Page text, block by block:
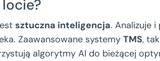
sztuczna inteligencja. Analizuje
Zaawansowane systemy TMS,
algorytmy AI do bieżącej